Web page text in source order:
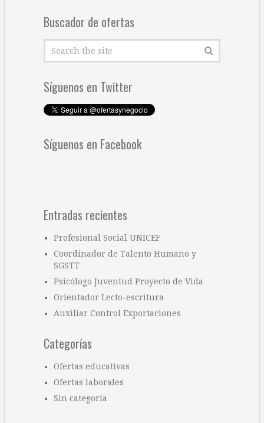
Buscador de ofertas
Síguenos en Twitter
Síguenos en Facebook
Entradas recientes
Profesional Social UNICEF
Coordinador de Talento Humano y
SGSTT
Psicólogo Juventud Proyecto de Vida
Orientador Lecto-escritura
Auxiliar Control Exportaciones
Categorías
Ofertas educativas
Ofertas laborales
Sin categoría